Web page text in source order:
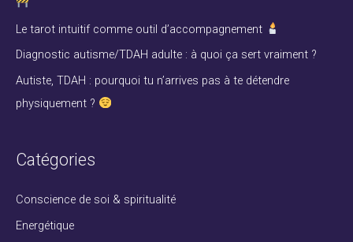
h
e
r
:
Le tarot intuitif comme outil d’accompagnement
Diagnostic autisme/TDAH adulte : à quoi ça sert vraiment ?
Autiste, TDAH : pourquoi tu n’arrives pas à te détendre
physiquement ?
Catégories
Conscience de soi & spiritualité
Energétique